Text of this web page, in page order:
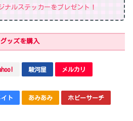
ナルステッカーをプレゼント！
グッズを購入
駿河屋 メルカリ
ト あみあみ ホビーサーチ